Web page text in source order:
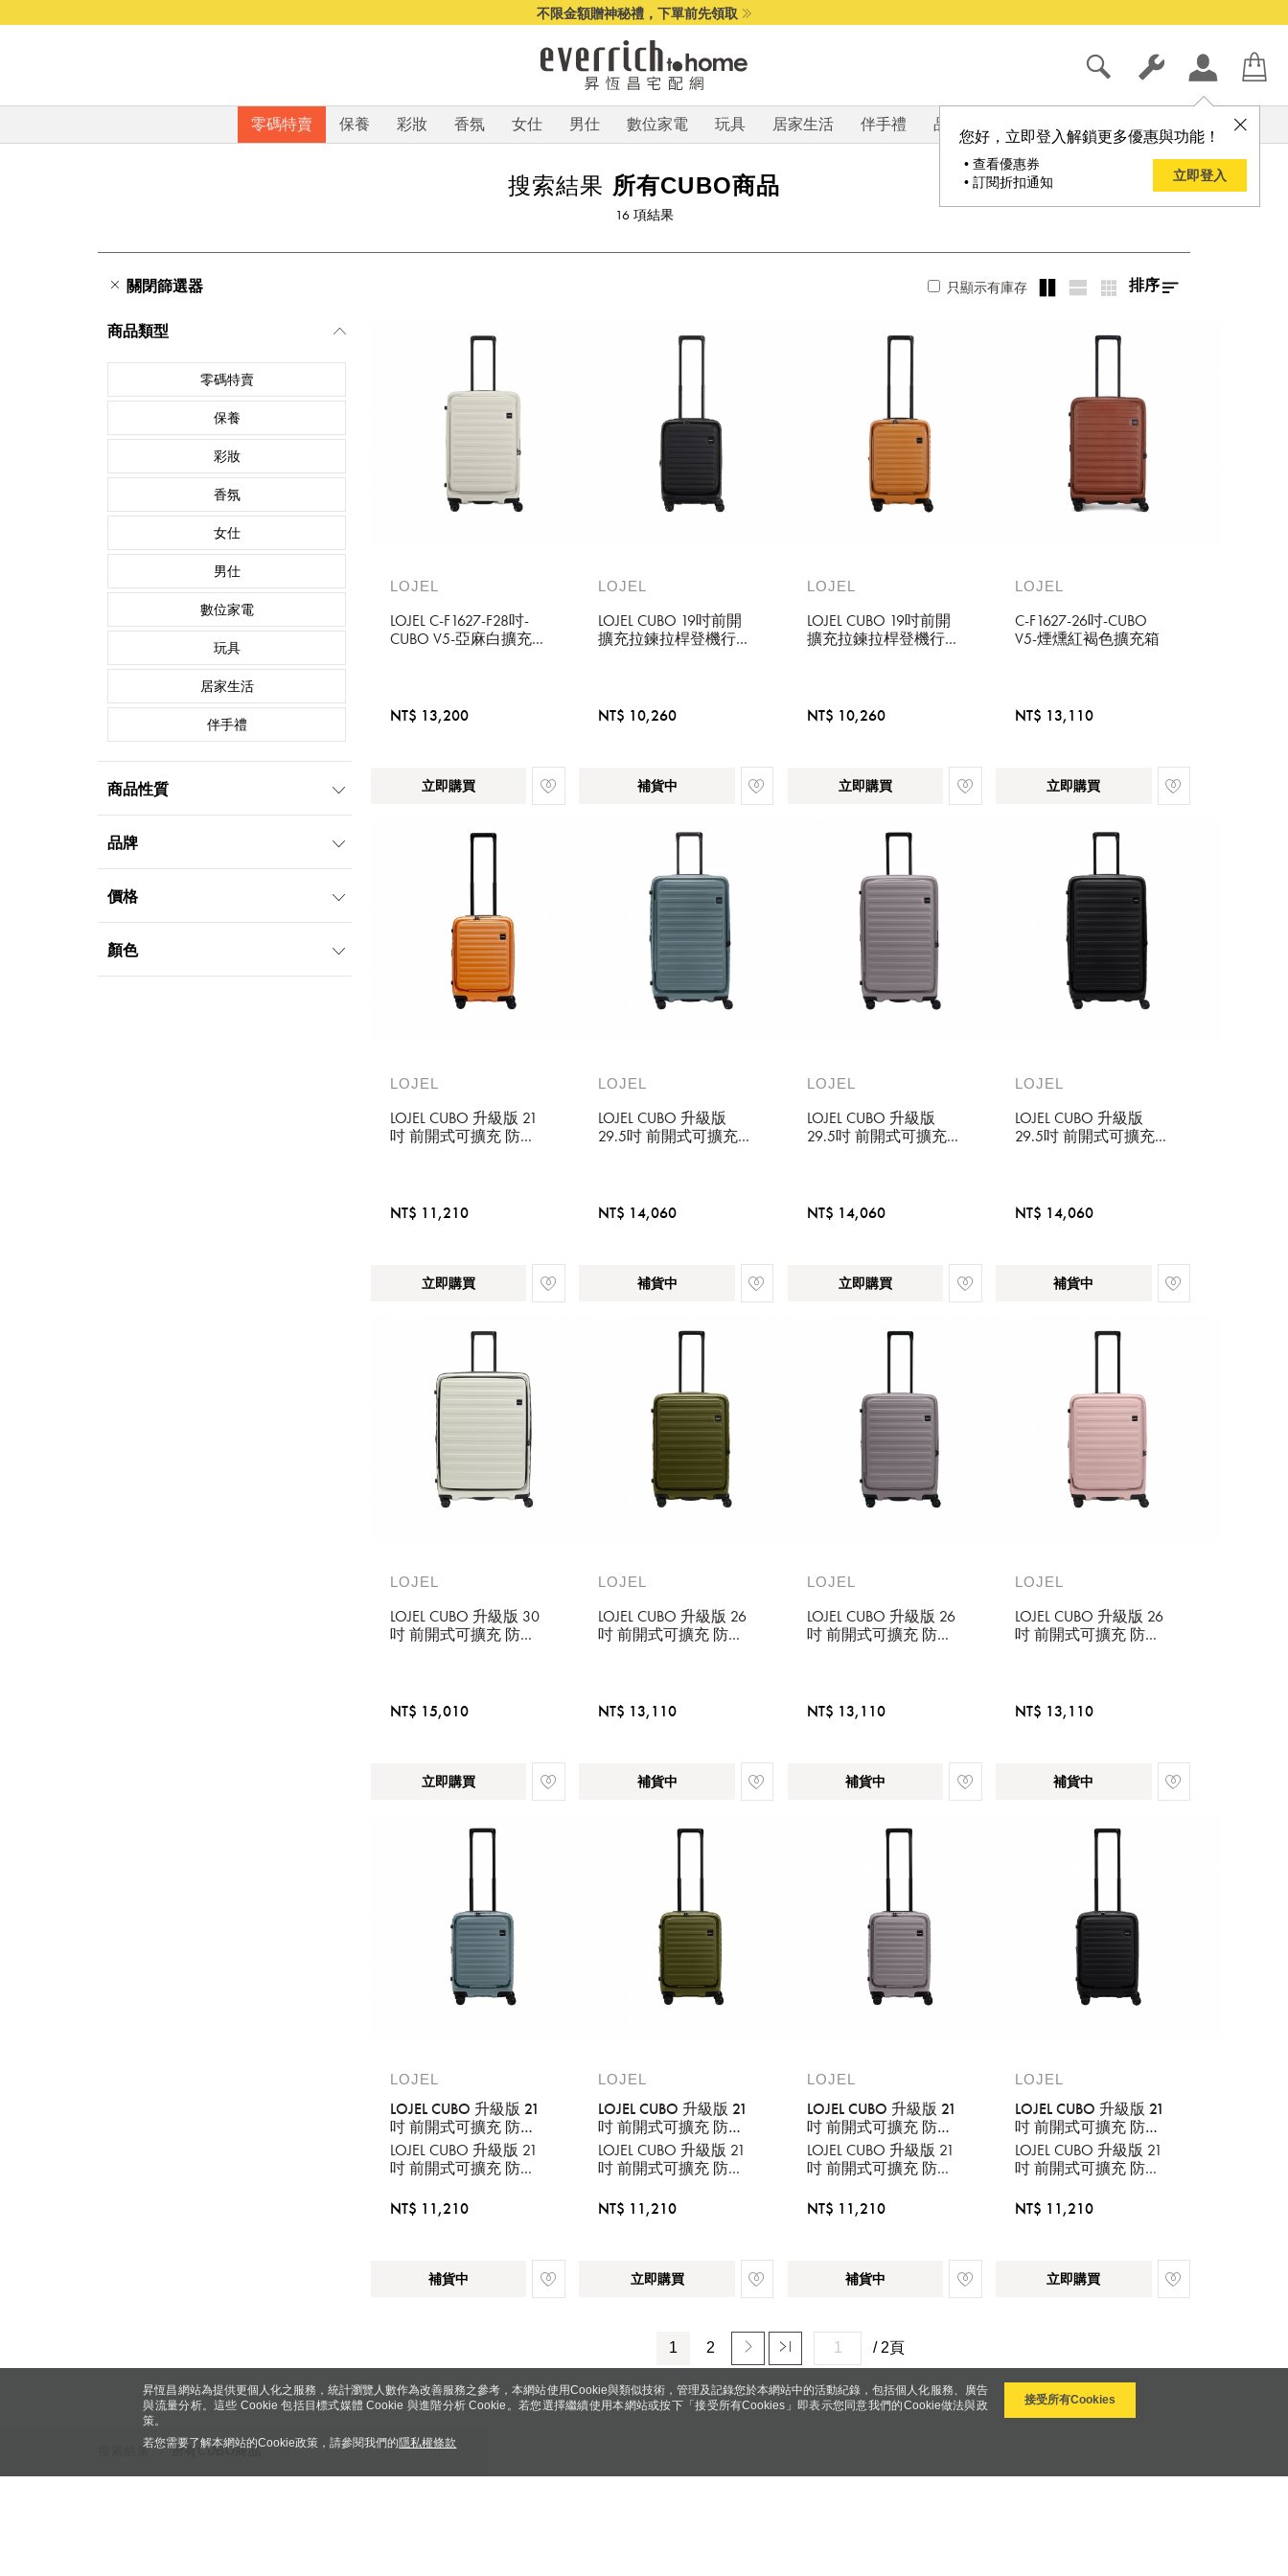
不限金額贈神秘禮，下單前先領取
您好，立即登入解鎖更多優惠與功能！
• 查看優惠券
• 訂閱折扣通知
立即登入
零碼特賣 保養 彩妝 香氛 女仕 男仕 數位家電 玩具 居家生活 伴手禮 品牌
搜索結果 所有CUBO商品
16 項結果
關閉篩選器 只顯示有庫存 排序
商品類型
零碼特賣
保養
彩妝
香氛
女仕
男仕
數位家電
玩具
居家生活
伴手禮
商品性質
品牌
APPLE MARSHALL
NOTHING
價格
999元以下
顏色
LOJEL
LOJEL C-F1627-F28吋-
CUBO V5-亞麻白擴充
NT$ 13,200
立即購買
LOJEL
LOJEL CUBO 19吋前開
擴充拉鍊拉桿登機行李
NT$ 10,260
補貨中
LOJEL
LOJEL CUBO 19吋前開
擴充拉鍊拉桿登機行李
NT$ 10,260
立即購買
LOJEL
C-F1627-26吋-CUBO
V5-煙燻紅褐色擴充箱
NT$ 13,110
立即購買
LOJEL
LOJEL CUBO 升級版 21
吋 前開式可擴充 防盜
NT$ 11,210
立即購買
LOJEL
LOJEL CUBO 升級版
29.5吋 前開式可擴充
NT$ 14,060
補貨中
LOJEL
LOJEL CUBO 升級版
29.5吋 前開式可擴充
NT$ 14,060
立即購買
LOJEL
LOJEL CUBO 升級版
29.5吋 前開式可擴充
NT$ 14,060
補貨中
LOJEL
LOJEL CUBO 升級版 30
吋 前開式可擴充 防盜
NT$ 15,010
立即購買
LOJEL
LOJEL CUBO 升級版 26
吋 前開式可擴充 防盜
NT$ 13,110
補貨中
LOJEL
LOJEL CUBO 升級版 26
吋 前開式可擴充 防盜
NT$ 13,110
補貨中
LOJEL
LOJEL CUBO 升級版 26
吋 前開式可擴充 防盜
NT$ 13,110
補貨中
LOJEL
LOJEL CUBO 升級版 21
吋 前開式可擴充 防盜
防爆拉鍊登機箱 岩石
藍
LOJEL CUBO 升級版 21
吋 前開式可擴充 防盜
藍
NT$ 11,210
補貨中
LOJEL
LOJEL CUBO 升級版 21
吋 前開式可擴充 防盜
防爆拉鍊登機箱 仙人
掌綠
LOJEL CUBO 升級版 21
吋 前開式可擴充 防盜
掌綠
NT$ 11,210
立即購買
LOJEL
LOJEL CUBO 升級版 21
吋 前開式可擴充 防盜
防爆拉鍊登機箱 大地
灰
LOJEL CUBO 升級版 21
吋 前開式可擴充 防盜
灰
NT$ 11,210
補貨中
LOJEL
LOJEL CUBO 升級版 21
吋 前開式可擴充 防盜
防爆拉鍊登機箱 酷黑
LOJEL CUBO 升級版 21
吋 前開式可擴充 防盜
NT$ 11,210
立即購買
1 2 / 2頁
搜索結果 所有CUBO商品
昇恆昌網站為提供更個人化之服務，統計瀏覽人數作為改善服務之參考，本網站使用Cookie與類似技術，管理及記錄您於本網站中的活動紀錄，包括個人化服務、廣告
與流量分析。這些 Cookie 包括目標式媒體 Cookie 與進階分析 Cookie。若您選擇繼續使用本網站或按下「接受所有Cookies」即表示您同意我們的Cookie做法與政
策。
若您需要了解本網站的Cookie政策，請參閱我們的隱私權條款
接受所有Cookies